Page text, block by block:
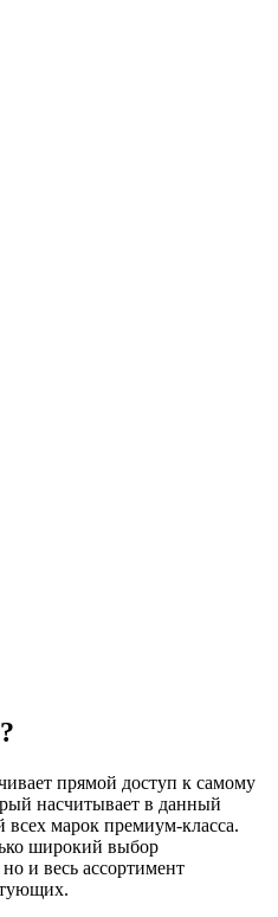
прямой доступ к самому
насчитывает в данный
всех марок премиум-класса.
широкий выбор
и весь ассортимент